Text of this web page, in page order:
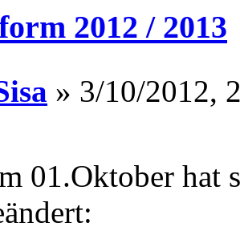
2012 / 2013
» 3/10/2012,
01.Oktober hat